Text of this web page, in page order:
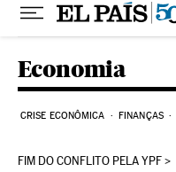
Economia
CRISE ECONÔMICA FINANÇAS
FIM DO CONFLITO PELA YPF